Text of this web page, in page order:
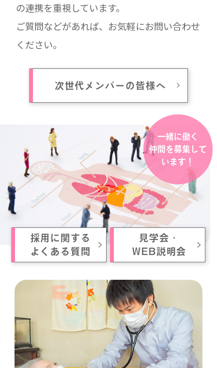
一緒に働く
仲間を募集して
います！
の連携を重視しています。
ご質問などがあれば、お気軽にお問い合わせ
ください。
次世代メンバーの皆様へ
採用に関する
よくある質問
見学会・
WEB説明会